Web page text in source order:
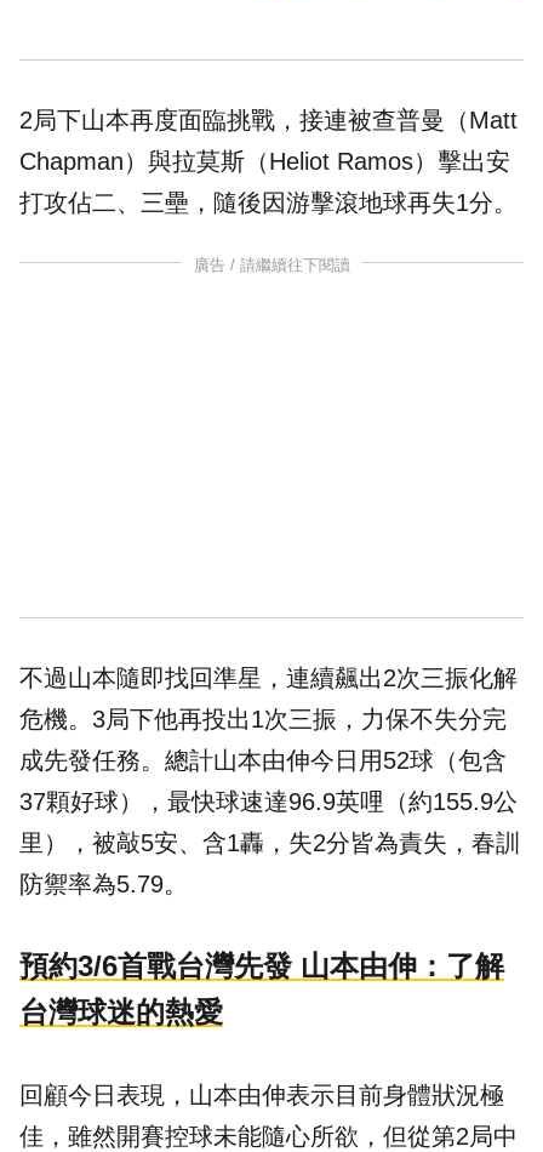
2局下山本再度面臨挑戰，接連被查普曼（Matt
Chapman）與拉莫斯（Heliot Ramos）擊出安
打攻佔二、三壘，隨後因游擊滾地球再失1分。
廣告 / 請繼續往下閱讀
不過山本隨即找回準星，連續飆出2次三振化解
危機。3局下他再投出1次三振，力保不失分完
成先發任務。總計山本由伸今日用52球（包含
37顆好球），最快球速達96.9英哩（約155.9公
里），被敲5安、含1轟，失2分皆為責失，春訓
防禦率為5.79。
預約3/6首戰台灣先發 山本由伸：了解
台灣球迷的熱愛
回顧今日表現，山本由伸表示目前身體狀況極
佳，雖然開賽控球未能隨心所欲，但從第2局中